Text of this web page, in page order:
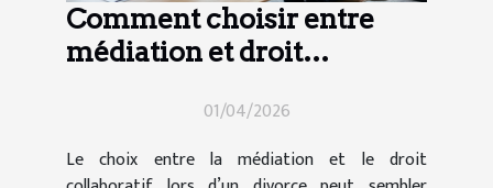
Comment choisir entre
médiation et droit
01/04/2026
Le choix entre la médiation et le droit